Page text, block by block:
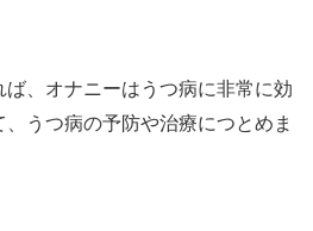
ば、オナニーはうつ病に非常に効
うつ病の予防や治療につとめま